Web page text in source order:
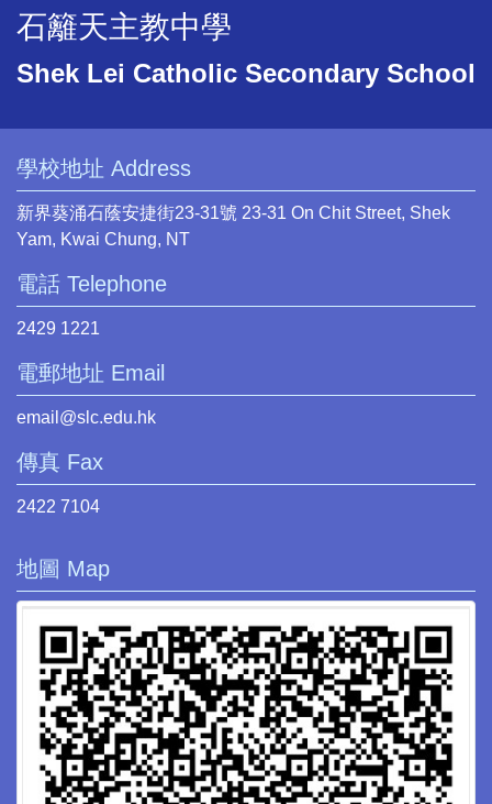
石籬天主教中學
Shek Lei Catholic Secondary School
學校地址 Address
新界葵涌石蔭安捷街23-31號 23-31 On Chit Street, Shek
Yam, Kwai Chung, NT
電話 Telephone
2429 1221
電郵地址 Email
email@slc.edu.hk
傳真 Fax
2422 7104
地圖 Map